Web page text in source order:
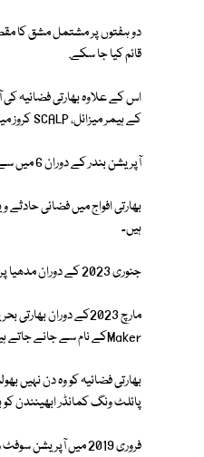
دو ہفتوں پر مشتمل مشق کا
قائم کیا جا سکے.
اس کے علاوہ بھارتی فضائیہ
کے ہیمر میزائل، SCALP کروز میزائل کو بھی استعمال کیا جائے گا۔
آپریشن بندر کے دوران 6 میں سے 5 فائر ہدف کو نشانہ بنانے میں ناکام ہو گئے تھے۔
بھارتی افواج میں فضائی
ہیں۔
جنوری 2023 کے دوران مدھیا پردیش میں SU-30 اور میراج 2000 طیارے ایک ایسی ہی فضائی مشق کے دوران آپس میں ٹکرا کر تباہ ہو گئے تھے۔
Makerکے نام سے جانے جاتے ہیں۔
پائلٹ ونگ کمانڈر ابھینندن کو